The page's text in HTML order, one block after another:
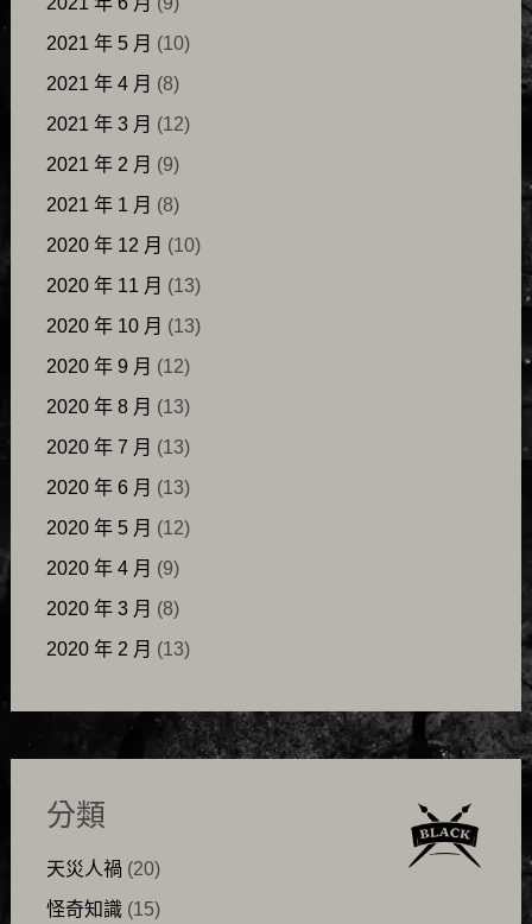
2021 年 5 月 (10)
2021 年 4 月 (8)
2021 年 3 月 (12)
2021 年 2 月 (9)
2021 年 1 月 (8)
2020 年 12 月 (10)
2020 年 11 月 (13)
2020 年 10 月 (13)
2020 年 9 月 (12)
2020 年 8 月 (13)
2020 年 7 月 (13)
2020 年 6 月 (13)
2020 年 5 月 (12)
2020 年 4 月 (9)
2020 年 3 月 (8)
2020 年 2 月 (13)
分類
天災人禍 (20)
怪奇知識(15)